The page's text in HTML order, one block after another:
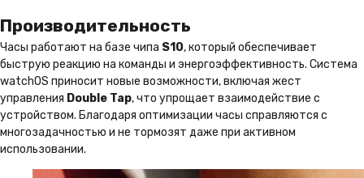
Производительность
Часы работают на базе чипа S10, который обеспечивает
быструю реакцию на команды и энергоэффективность. Система
watchOS приносит новые возможности, включая жест
управления Double Tap, что упрощает взаимодействие с
устройством. Благодаря оптимизации часы справляются с
многозадачностью и не тормозят даже при активном
использовании.